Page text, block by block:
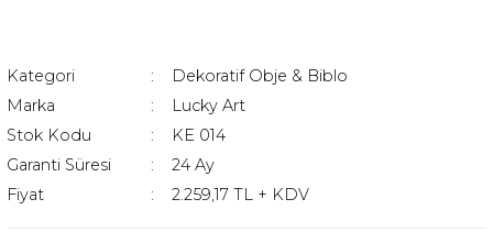
Kategori
Dekoratif Obje & Biblo
Marka
Lucky Art
Stok Kodu
KE 014
Garanti Süresi
24 Ay
Fiyat
2.259,17 TL + KDV